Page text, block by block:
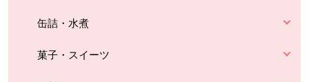
缶詰・水煮
菓子・スイーツ